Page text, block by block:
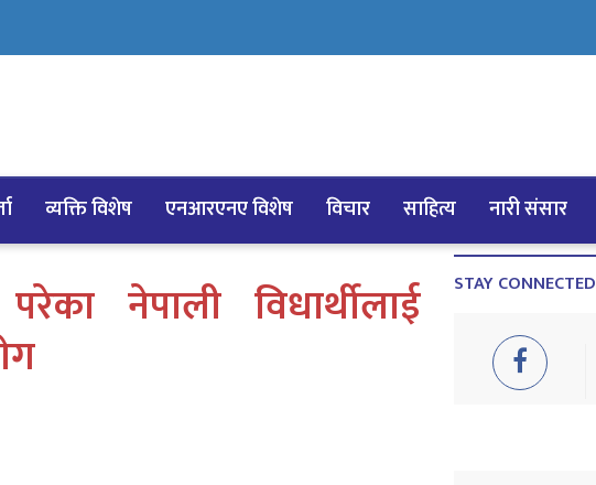
व्यक्ति विशेष एनआरएनए विशेष विचार साहित्य नारी संसार
नेपाली विधार्थीलाई STAY CONNECTED